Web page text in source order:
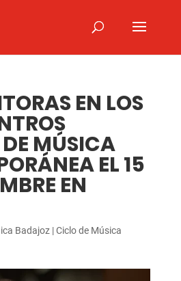
EN LOS
MÚSICA
EL 15
EN
Badajoz|Ciclo de Música